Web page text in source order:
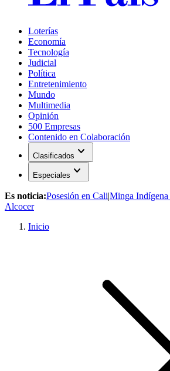
Loterías
Economía
Tecnología
Judicial
Política
Entretenimiento
Mundo
Multimedia
Opinión
500 Empresas
Contenido en Colaboración
Clasificados expand_more
Especiales expand_more
Es noticia:Posesión en Cali|Minga
Alcocer
Inicio